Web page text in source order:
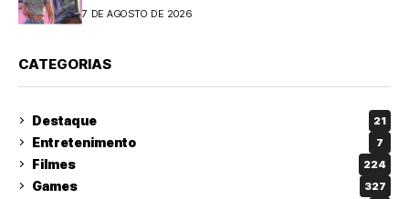
7 DE AGOSTO DE 2026
CATEGORIAS
Destaque 21
Entretenimento 7
Filmes 224
Games 327